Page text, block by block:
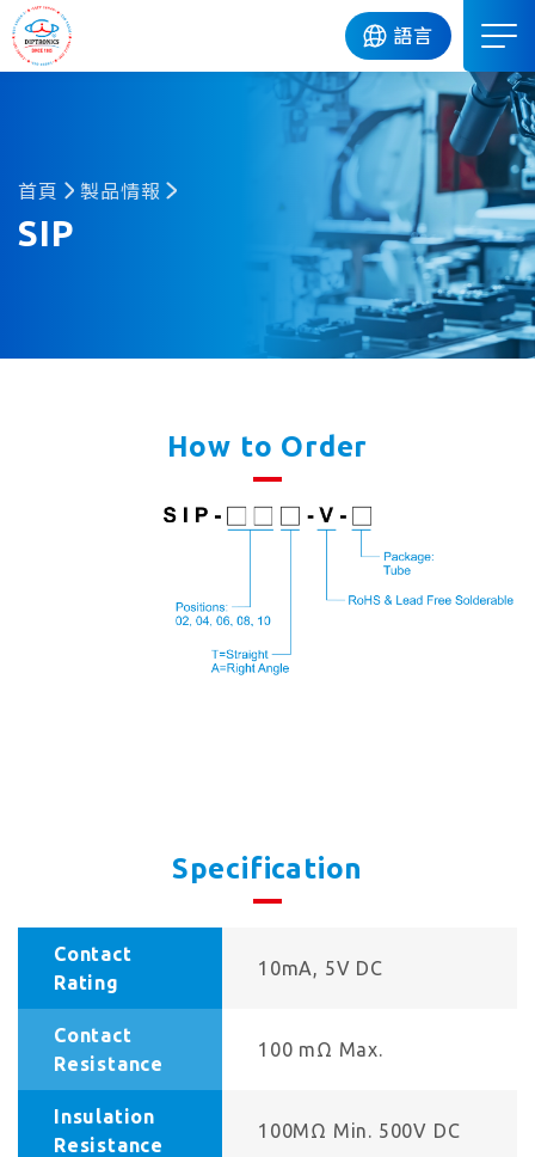
語言
首頁 製品情報
SIP
How to Order
Specification
Contact
Rating
10mA, 5V DC
Contact
Resistance
100 mΩ Max.
Insulation
Resistance
100MΩ Min. 500V DC